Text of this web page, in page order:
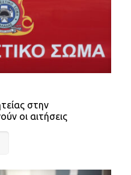
στην
οι αιτήσεις